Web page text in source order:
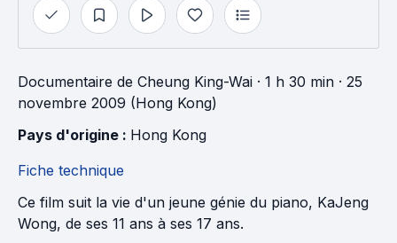
Documentaire de Cheung King-Wai · 1 h 30 min · 25
novembre 2009 (Hong Kong)
Pays d'origine : Hong Kong
Fiche technique
Ce film suit la vie d'un jeune génie du piano, KaJeng
Wong, de ses 11 ans à ses 17 ans.